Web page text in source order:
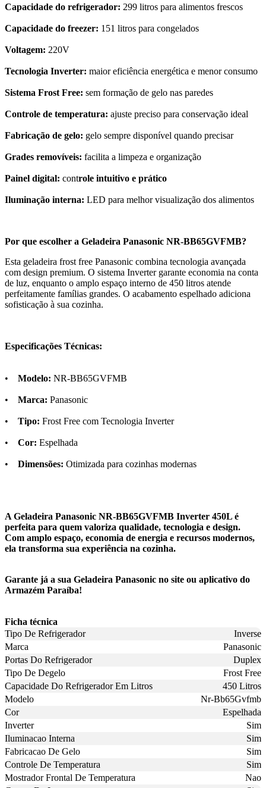
Capacidade do refrigerador: 299 litros para alimentos frescos
Capacidade do freezer: 151 litros para congelados
Voltagem: 220V
Tecnologia Inverter: maior eficiência energética e menor consumo
Sistema Frost Free: sem formação de gelo nas paredes
Controle de temperatura: ajuste preciso para conservação ideal
Fabricação de gelo: gelo sempre disponível quando precisar
Grades removíveis: facilita a limpeza e organização
Painel digital: controle intuitivo e prático
Iluminação interna: LED para melhor visualização dos alimentos
Por que escolher a Geladeira Panasonic NR-BB65GVFMB?
Esta geladeira frost free Panasonic combina tecnologia avançada
com design premium. O sistema Inverter garante economia na conta
de luz, enquanto o amplo espaço interno de 450 litros atende
perfeitamente famílias grandes. O acabamento espelhado adiciona
sofisticação à sua cozinha.
Especificações Técnicas:
• Modelo: NR-BB65GVFMB
• Marca: Panasonic
• Tipo: Frost Free com Tecnologia Inverter
• Cor: Espelhada
• Dimensões: Otimizada para cozinhas modernas
A Geladeira Panasonic NR-BB65GVFMB Inverter 450L é
perfeita para quem valoriza qualidade, tecnologia e design.
Com amplo espaço, economia de energia e recursos modernos,
ela transforma sua experiência na cozinha.
Garante já a sua Geladeira Panasonic no site ou aplicativo do
Armazém Paraíba!
Ficha técnica
Tipo De Refrigerador
Inverse
Marca
Panasonic
Portas Do Refrigerador
Duplex
Tipo De Degelo
Frost Free
Capacidade Do Refrigerador Em Litros
450 Litros
Modelo
Nr-Bb65Gvfmb
Cor
Espelhada
Inverter
Sim
Iluminacao Interna
Sim
Fabricacao De Gelo
Sim
Controle De Temperatura
Sim
Mostrador Frontal De Temperatura
Nao